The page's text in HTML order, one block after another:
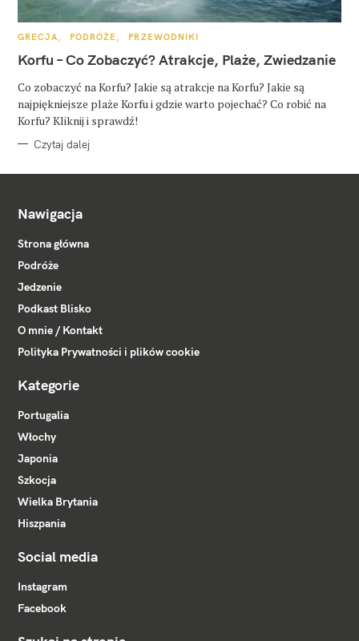
K
T
E
O
R
I
GRECJA PODRÓŻE PRZEWODNIKI
Korfu – Co Zobaczyć? Atrakcje, Plaże, Zwiedzanie
Co zobaczyć na Korfu? Jakie są atrakcje na Korfu? Jakie są
najpiękniejsze plaże Korfu i gdzie warto pojechać? Co robić na
Korfu? Kliknij i sprawdź!
Czytaj dalej
Nawigacja
Strona główna
Podróże
Jedzenie
Podkast Blisko
O mnie / Kontakt
Polityka Prywatności i plików cookie
Kategorie
Portugalia
Włochy
Japonia
Szkocja
Wielka Brytania
Hiszpania
Social media
Instagram
Facebook